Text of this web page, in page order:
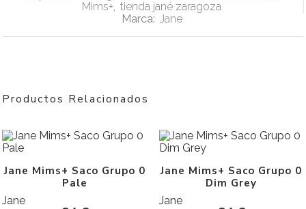
Mims+, tienda jané zaragoza
Marca: Jane
Productos Relacionados
Jane Mims+ Saco Grupo 0
Pale
Jane
Jane Mims+ Saco Grupo 0
Dim Grey
Jane